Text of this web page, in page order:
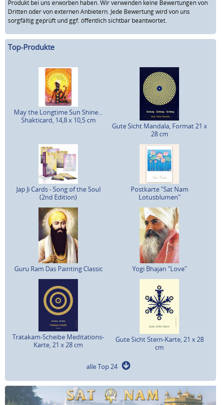
Produkt bei uns erworben haben. Wir verwenden keine Bewertungen von
Dritten oder von externen Anbietern. Jede Bewertung wird von uns
sorgfältig geprüft und ggf. öffentlich sichtbar beantwortet.
Top-Produkte
May the Longtime Sun Shine...
Shakticard, 14,8 x 10,5 cm
Gute Sicht Mandala, Format 21 x
28 cm
Jap Ji Cards - Song of the Soul
(2nd Edition)
Postkarte "Sat Nam
Lotusblumen"
Guru Ram Das Painting Classic Yogi Bhajan "Love"
Tratakam-Scheibe Meditations-
Karte, 21 x 28 cm
Gute Sicht Stern-Karte, 21 x 28
cm
alle Top 24